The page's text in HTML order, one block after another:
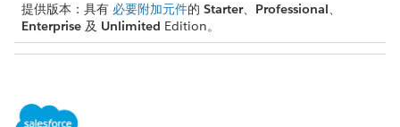
提供版本：具有 必要附加元件的 Starter、 Professional、
Enterprise 及 Unlimited Edition。
在提示詞產生器中建立與管理
提示範本: